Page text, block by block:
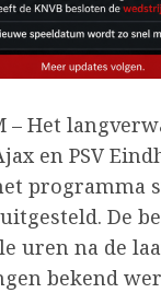
– Het
en PSV
programma
De
uren na de
bekend